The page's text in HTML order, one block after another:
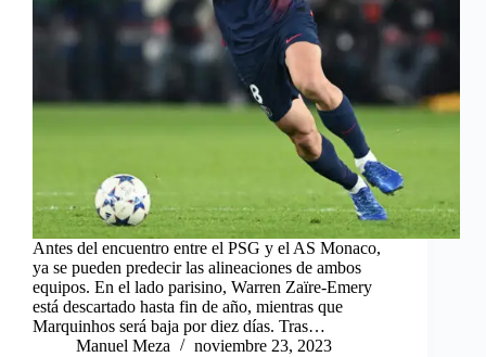
Antes del encuentro entre el PSG y el AS Monaco,
ya se pueden predecir las alineaciones de ambos
equipos. En el lado parisino, Warren Zaïre-Emery
está descartado hasta fin de año, mientras que
Marquinhos será baja por diez días. Tras…
Manuel Meza
noviembre 23, 2023